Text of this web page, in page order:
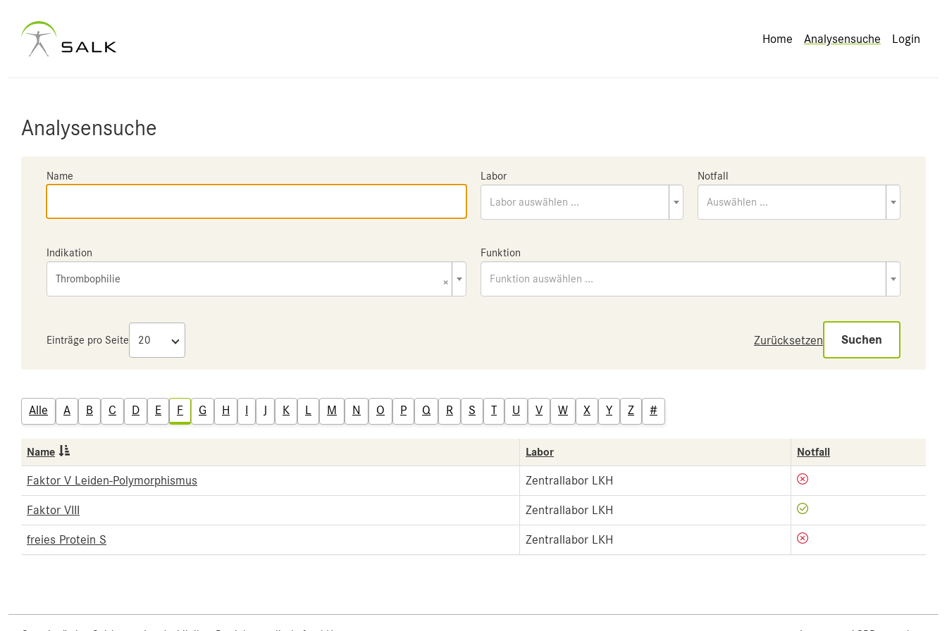
Home Analysensuche Login
Analysensuche
Name Labor
Labor auswählen ...
Notfall
Auswählen ...
Indikation
×
Thrombophilie
Funktion
Funktion auswählen ...
Einträge pro Seite Zurücksetzen Suchen
Alle A B C D E F G H I J K L M N O P Q R S T U V W X Y Z #
Name Labor Notfall
Faktor V Leiden-Polymorphismus Zentrallabor LKH
Faktor VIII Zentrallabor LKH
freies Protein S Zentrallabor LKH